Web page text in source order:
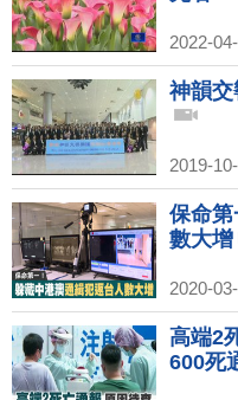
2022-
神韻
2019-
保命
數大增
2020-
高端2
600死